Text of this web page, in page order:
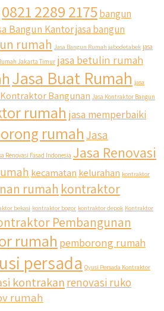
3 years ago
List untuk Bangun dan Renovasi
dengan sistem Cicilan ?? 🤗
terkait program cicilan ini temen
klik link di bio yaa
#jasarenovasirumahjakarta
#kontraktorbangunan
#kontraktorbangunanjakarta
0821 2289 2175 bangun
Bangun Kantorjasa bangun
rumah Jasa Bangun Rumah jabodetabek jasa
Jakarta Timur jasa betulin rumah
Jasa Buat Rumah jasa
Bangunan Jasa Kontraktor Bangun
rumah jasa memperbaiki
rumahJasa
Renovasi Fasad Indonesia Jasa Renovasi
kecamatan kelurahan kontraktor
rumah kontraktor
bekasi kontraktor bogor kontraktor depok Kontraktor
Pembangunan
rumah pemborong rumah
persada Qyusi Persada Kontraktor
kontrakanrenovasi ruko
rumah